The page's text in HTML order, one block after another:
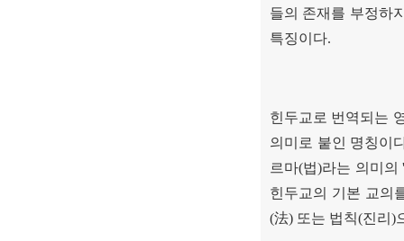
들의 존재를 부정하
특징이다.
힌두교로 번역되는
의미로 붙인 명칭이
르마(법)라는 의미의
힌두교의 기본 교의
(法) 또는 법칙(진리 )